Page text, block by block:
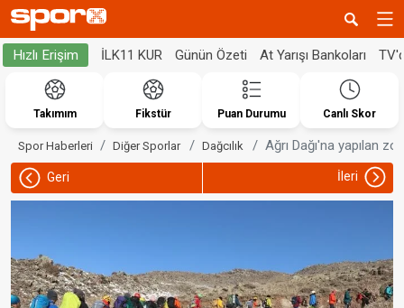
Hızlı Erişim İLK11 KUR Günün Özeti At Yarışı Bankoları
Takımım Fikstür Puan Durumu Canlı Skor
Spor Haberleri Diğer Sporlar Dağcılık Ağrı Dağı'na yapılan
Geri İleri